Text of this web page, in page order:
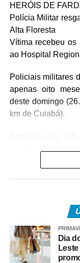
HERÓIS DE
Polícia Militar
Alta Floresta
Vítima recebeu os
ao Hospital
Policiais militares
apenas oito
deste domingo
km de Cuiabá).
um quadro de
Após o
Regional,
os cuidados da
pediatra de
Dia